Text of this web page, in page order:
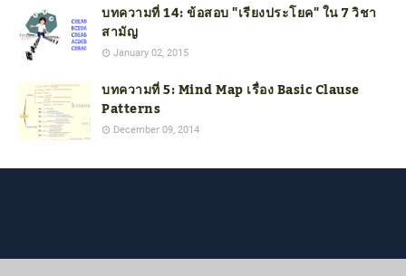
บทความที่ 14: ข้อสอบ "เรียงประโยค" ใน 7 วิชา
สามัญ
January 02, 2015
บทความที่ 5: Mind Map เรื่อง Basic Clause
Patterns
December 09, 2014